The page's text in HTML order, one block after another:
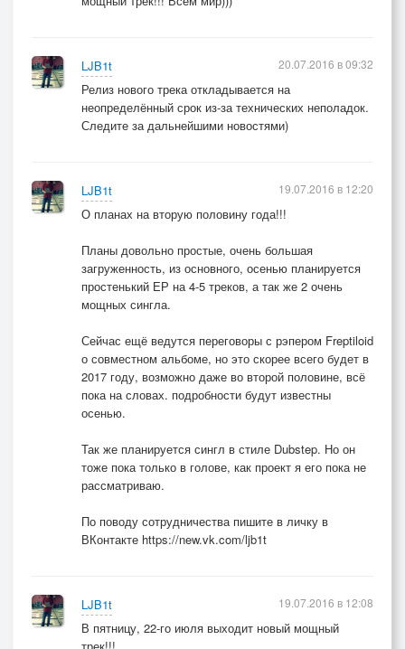
LJB1t
Релиз нового трека откладывается на
неопределённый срок из-за технических неполадок.
Следите за дальнейшими новостями)
20.07.2016 в 09:32
LJB1t
О планах на вторую половину года!!!
Планы довольно простые, очень большая
загруженность, из основного, осенью планируется
простенький ЕР на 4-5 треков, а так же 2 очень
мощных сингла.
Сейчас ещё ведутся переговоры с рэпером Freptiloid
о совместном альбоме, но это скорее всего будет в
2017 году, возможно даже во второй половине, всё
пока на словах. подробности будут известны
осенью.
Так же планируется сингл в стиле Dubstep. Но он
тоже пока только в голове, как проект я его пока не
рассматриваю.
По поводу сотрудничества пишите в личку в
ВКонтакте https://new.vk.com/ljb1t
19.07.2016 в 12:20
LJB1t
В пятницу, 22-го июля выходит новый мощный
19.07.2016 в 12:08